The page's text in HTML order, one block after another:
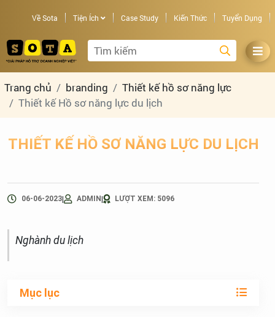
Về Sota Tiện Ích Case Study Kiến Thức Tuyển Dụng
Trang chủ branding
Thiết kế hồ sơ năng lực
Thiết kế Hồ sơ năng lực du lịch
THIẾT KẾ HỒ SƠ NĂNG LỰC DU LỊCH
06-06-2023| ADMIN| LƯỢT XEM: 5096
Nghành du lịch
Mục lục